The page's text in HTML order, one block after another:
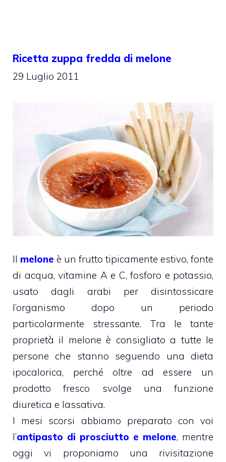
Ricetta zuppa fredda di melone
29 Luglio 2011
Il melone è un frutto tipicamente estivo, fonte
di acqua, vitamine A e C, fosforo e potassio,
usato dagli arabi per disintossicare
l’organismo dopo un periodo
particolarmente stressante. Tra le tante
proprietà il melone è consigliato a tutte le
persone che stanno seguendo una dieta
ipocalorica, perché oltre ad essere un
prodotto fresco svolge una funzione
diuretica e lassativa.
I mesi scorsi abbiamo preparato con voi
l’antipasto di prosciutto e melone, mentre
oggi vi proponiamo una rivisitazione